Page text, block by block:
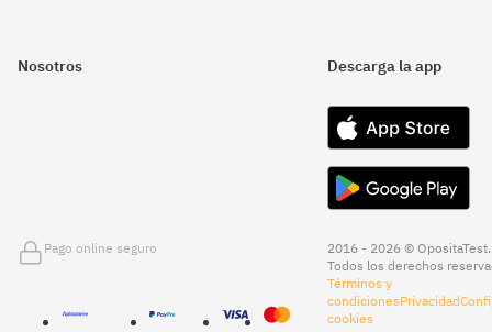
Nosotros Descarga la app
Pago online seguro
2016 - 2026 © OpositaTest.
Todos los derechos
Términos y
condicionesPrivacidad
cookies